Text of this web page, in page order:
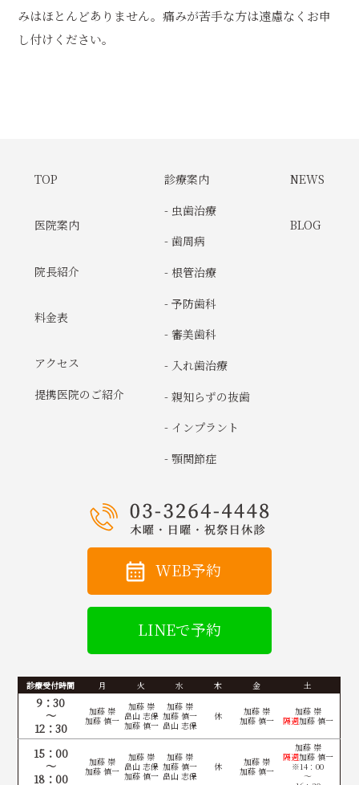
みはほとんどありません。痛みが苦手な方は遠慮なくお申
し付けください。
TOP
医院案内
院長紹介
料金表
アクセス
提携医院のご紹介
診療案内
- 虫歯治療
- 歯周病
- 根管治療
- 予防歯科
- 審美歯科
- 入れ歯治療
- 親知らずの抜歯
- インプラント
- 顎関節症
NEWS
BLOG
WEB予約
LINEで予約
診療受付時間 月 火 水 木 金 土
9：30
～
12：30
加藤 崇
加藤 慎一
加藤 崇
畠山 志保
加藤 慎一
加藤 崇
加藤 慎一
畠山 志保
休
加藤 崇
加藤 慎一
加藤 崇
隔週加藤 慎一
15：00
～
18：00
加藤 崇
加藤 慎一
加藤 崇
畠山 志保
加藤 慎一
加藤 崇
加藤 慎一
畠山 志保
休
加藤 崇
加藤 慎一
加藤 崇
隔週加藤 慎一
※14：00
～